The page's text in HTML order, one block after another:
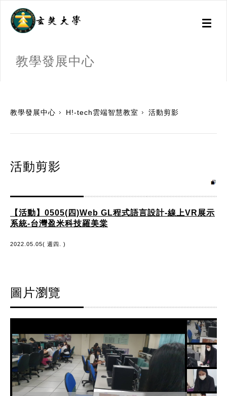
Toggle
教學發展中心
教學發展中心 H!-tech雲端智慧教室 活動剪影
活動剪影
【活動】0505(四)Web GL程式語言設計-線上VR展示
系統-台灣盈米科技羅美棠
2022.05.05( 週四. )
圖片瀏覽